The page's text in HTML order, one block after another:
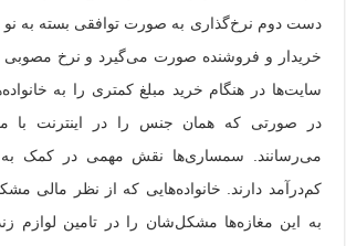
دست دوم نرخ‌گذاری به صورت توافقی بسته به نو و
خریدار و فروشنده صورت می‌گیرد و نرخ مصوبی
سایت‌ها در هنگام خرید مبلغ کمتری را به
در صورتی که همان جنس را در اینترنت با
می‌رسانند. سمساری‌ها نقش مهمی در کمک به
کم‌درآمد دارند. خانواده‌هایی که از نظر مالی
به این مغازه‌ها مشکل‌شان را در تامین لوازم